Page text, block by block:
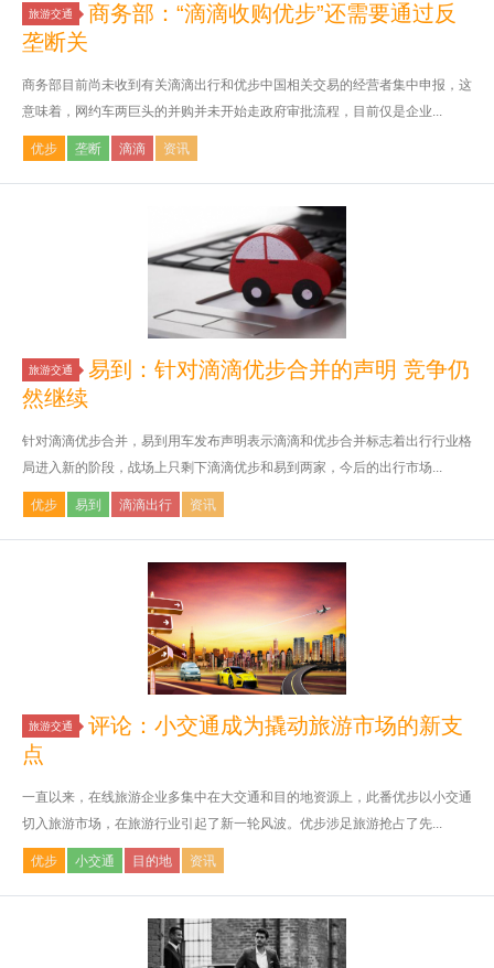
旅游交通
商务部：“滴滴收购优步”还需要通过反
垄断关
商务部目前尚未收到有关滴滴出行和优步中国相关交易的经营者集中申报，这
意味着，网约车两巨头的并购并未开始走政府审批流程，目前仅是企业...
优步 垄断 滴滴 资讯
旅游交通
易到：针对滴滴优步合并的声明 竞争仍
然继续
针对滴滴优步合并，易到用车发布声明表示滴滴和优步合并标志着出行行业格
局进入新的阶段，战场上只剩下滴滴优步和易到两家，今后的出行市场...
优步 易到 滴滴出行 资讯
旅游交通
评论：小交通成为撬动旅游市场的新支
点
一直以来，在线旅游企业多集中在大交通和目的地资源上，此番优步以小交通
切入旅游市场，在旅游行业引起了新一轮风波。优步涉足旅游抢占了先...
优步 小交通 目的地 资讯